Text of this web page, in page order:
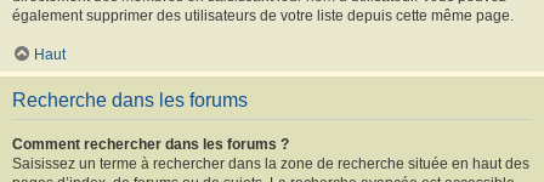
également supprimer des utilisateurs de votre liste depuis cette même page.
Haut
Recherche dans les forums
Comment rechercher dans les forums ?
Saisissez un terme à rechercher dans la zone de recherche située en haut des